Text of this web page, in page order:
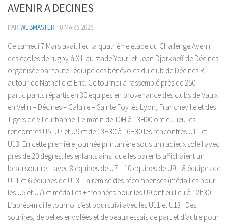
AVENIR A DECINES
PAR WEBMASTER · 8 MARS 2026
Ce samedi 7 Mars avait lieu la quatrième étape du Challenge Avenir
des écoles de rugby à XIII au stade Youri et Jean Djorkaeff de Décines
organisée par toute l’équipe des bénévoles du club de Décines RL
autour de Nathalie et Eric. Ce tournoi a rassemblé près de 250
participants répartis en 30 équipes en provenance des clubs de Vaulx
en Velin – Décines – Caluire – Sainte Foy lès Lyon, Francheville et des
Tigers de Villeurbanne. Le matin de 10H à 13H00 ont eu lieu les
rencontres U5, U7 et U9 et de 13H30 à 16H30 les rencontres U11 et
U13. En cette première journée printanière sous un radieux soleil avec
près de 20 degres, les enfants ainsi que les parents affichaient un
beau sourire – avec 8 équipes de U7 – 10 équipes de U9 – 8 équipes de
U11 et 6 équipes de U13. La remise des récompenses (médailles pour
les U5 et U7) et médailles + trophées pour les U9 ont eu lieu à 12h30.
L’après-midi le tournoi s’est poursuivi avec les U11 et U13 . Des
sourires, de belles envolées et de beaux essais de part et d’autre pour